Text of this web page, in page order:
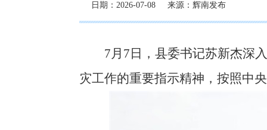
日期：2026-07-08 来源：辉南发布
7月7日，县委书记苏新杰深入
灾工作的重要指示精神，按照中